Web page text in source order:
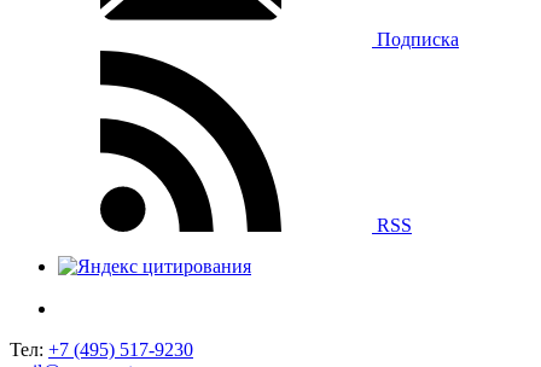
Подписка
RSS
Тел: +7 (495) 517-9230